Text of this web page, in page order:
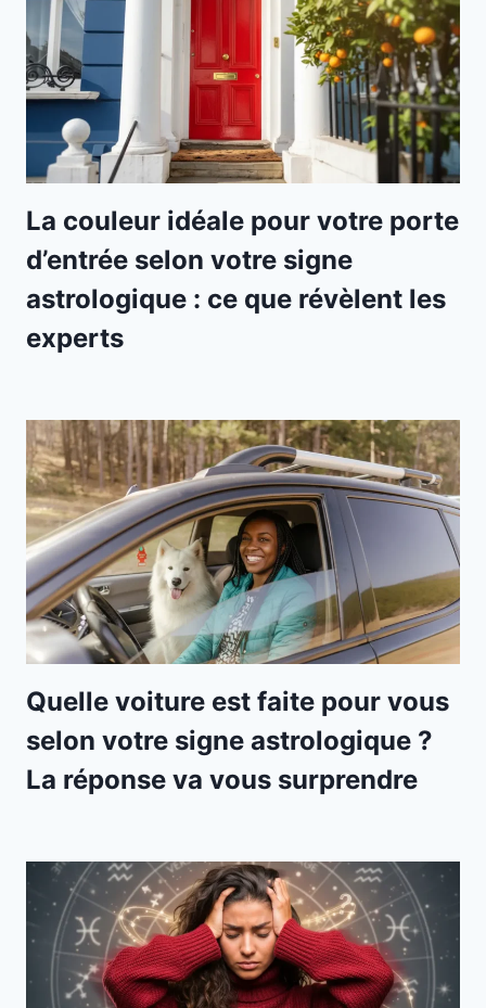
La couleur idéale pour votre porte
d’entrée selon votre signe
astrologique : ce que révèlent les
experts
Quelle voiture est faite pour vous
selon votre signe astrologique ?
La réponse va vous surprendre